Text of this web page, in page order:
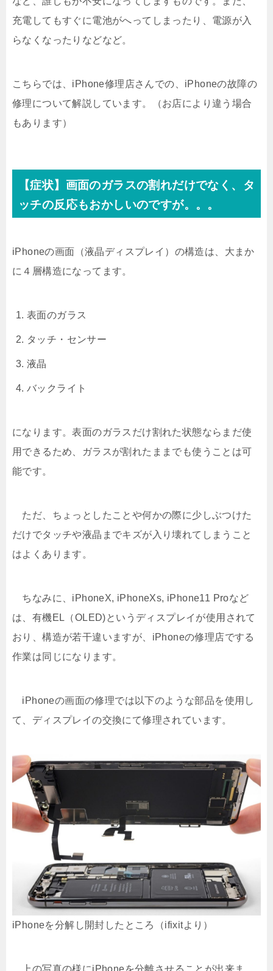
充電してもすぐに電池がへってしまったり、電源が入
らなくなったりなどなど。
こちらでは、iPhone修理店さんでの、iPhoneの故障の
修理について解説しています。（お店により違う場合
もあります）
【症状】画面のガラスの割れだけでなく、タ
ッチの反応もおかしいのですが。。。
iPhoneの画面（液晶ディスプレイ）の構造は、大まか
に４層構造になってます。
表面のガラス
タッチ・センサー
液晶
バックライト
になります。表面のガラスだけ割れた状態ならまだ使
用できるため、ガラスが割れたままでも使うことは可
能です。
ただ、ちょっとしたことや何かの際に少しぶつけた
だけでタッチや液晶までキズが入り壊れてしまうこと
はよくあります。
ちなみに、iPhoneX, iPhoneXs, iPhone11 Proなど
は、有機EL（OLED)というディスプレイが使用されて
おり、構造が若干違いますが、iPhoneの修理店でする
作業は同じになります。
iPhoneの画面の修理では以下のような部品を使用し
て、ディスプレイの交換にて修理されています。
iPhoneを分解し開封したところ（ifixitより）
上の写真の様にiPhoneを分離させることが出来ま